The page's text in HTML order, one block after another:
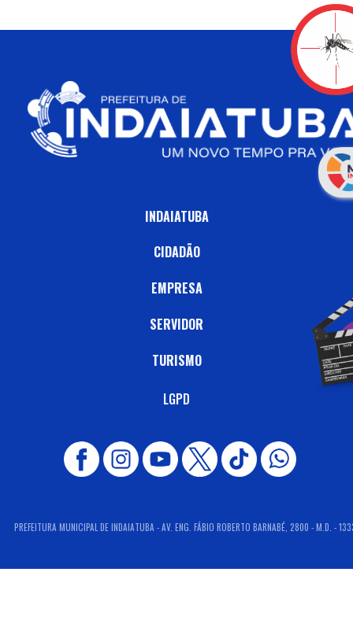
INDAIATUBA
CIDADÃO
EMPRESA
SERVIDOR
TURISMO
LGPD
PREFEITURA MUNICIPAL DE INDAIATUBA - AV. ENG. FÁBIO ROBERTO BARNABÉ, 2800 - M.D. -